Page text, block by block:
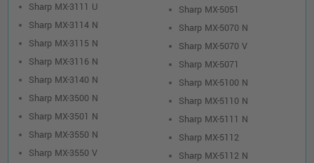
Sharp MX-3111 U
Sharp MX-3114 N
Sharp MX-3115 N
Sharp MX-3116 N
Sharp MX-3140 N
Sharp MX-3500 N
Sharp MX-3501 N
Sharp MX-3550 N
Sharp MX-3550 V
Sharp MX-5051
Sharp MX-5070 N
Sharp MX-5070 V
Sharp MX-5071
Sharp MX-5100 N
Sharp MX-5110 N
Sharp MX-5111 N
Sharp MX-5112
Sharp MX-5112 N